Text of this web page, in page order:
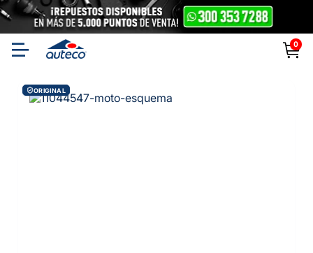
0
ORIGINAL